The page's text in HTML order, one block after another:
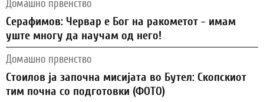
Домашно првенство
Серафимов: Червар е Бог на ракометот - имам
уште многу да научам од него!
Домашно првенство
Стоилов ја започна мисијата во Бутел: Скопскиот
тим почна со подготовки (ФОТО)